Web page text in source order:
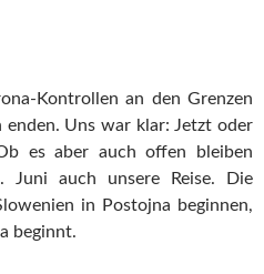
Kontrollen an den Grenzen
enden. Uns war klar: Jetzt oder
es aber auch offen bleiben
Juni auch unsere Reise. Die
in Postojna beginnen,
beginnt.